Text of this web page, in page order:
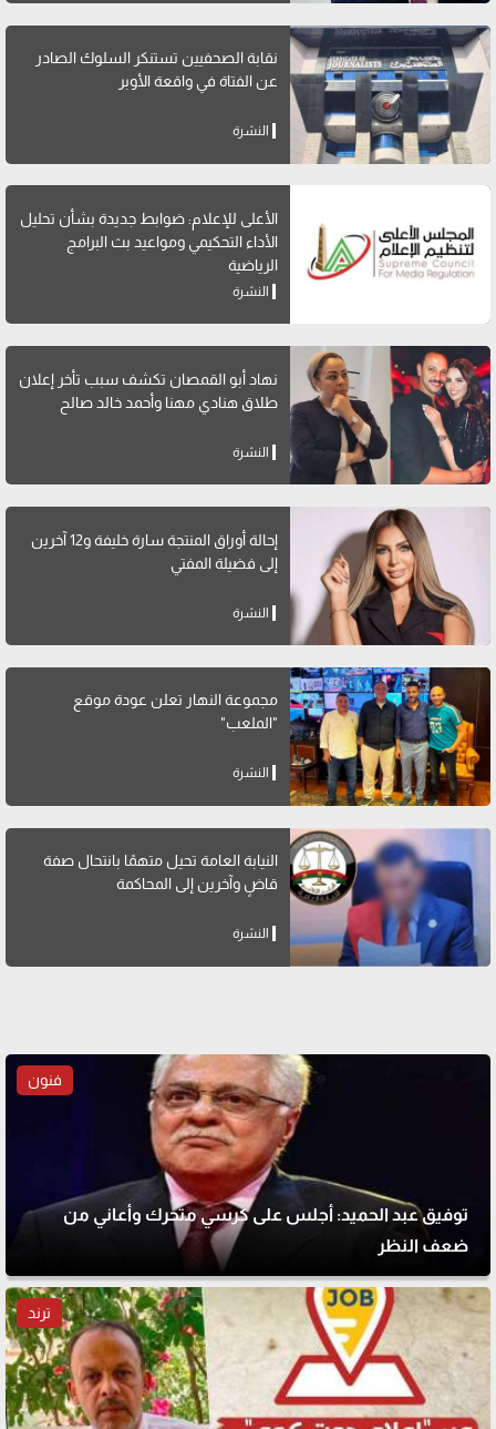
نقابة الصحفيين تستنكر السلوك الصادر
عن الفتاة في واقعة الأوبر
النشرة
الأعلى للإعلام: ضوابط جديدة بشأن تحليل
الأداء التحكيمي ومواعيد بث البرامج
الرياضية
النشرة
نهاد أبو القمصان تكشف سبب تأخر إعلان
طلاق هنادي مهنا وأحمد خالد صالح
النشرة
إحالة أوراق المنتجة سارة خليفة و12 آخرين
إلى فضيلة المفتي
النشرة
مجموعة النهار تعلن عودة موقع
"الملعب"
النشرة
النيابة العامة تحيل متهمًا بانتحال صفة
قاضٍ وآخرين إلى المحاكمة
النشرة
فنون
توفيق عبد الحميد: أجلس على كرسي متحرك وأعاني من
ضعف النظر
ترند